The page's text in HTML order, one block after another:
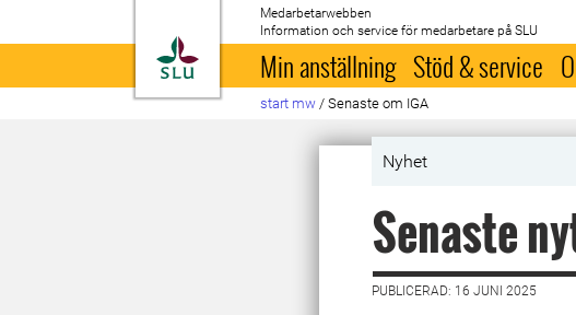
Till startsida
Medarbetarwebben
Information och service för medarbetare på SLU
Min anställning Stöd & service
start mw / Senaste om IGA
Nyhet
Senaste
PUBLICERAD: 16 JUNI 2025